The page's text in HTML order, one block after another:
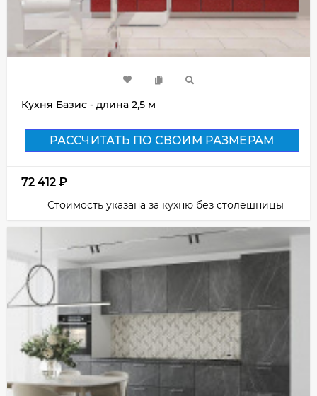
Кухня Базис - длина 2,5 м
РАССЧИТАТЬ ПО СВОИМ РАЗМЕРАМ
72 412 ₽
Стоимость указана за кухню без столешницы